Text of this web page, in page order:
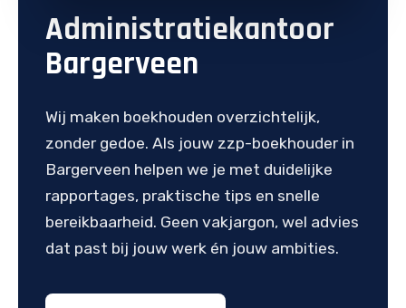
Administratiekantoor
Bargerveen
Wij maken boekhouden overzichtelijk,
zonder gedoe. Als jouw zzp-boekhouder in
Bargerveen helpen we je met duidelijke
rapportages, praktische tips en snelle
bereikbaarheid. Geen vakjargon, wel advies
dat past bij jouw werk én jouw ambities.